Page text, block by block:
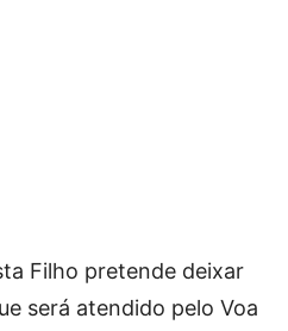
Filho pretende deixar
será atendido pelo Voa